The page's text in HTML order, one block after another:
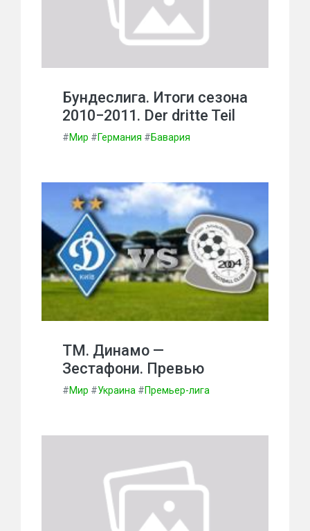
Бундеслига. Итоги сезона
2010−2011. Der dritte Teil
#Мир #Германия #Бавария
ТМ. Динамо —
Зестафони. Превью
#Мир #Украина #Премьер-лига